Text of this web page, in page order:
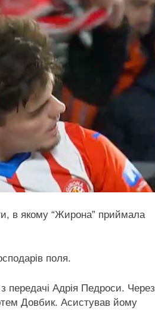
в якому “Жирона” приймала
поля.
передачі Адрія Педроси. Через
Довбик. Асистував йому